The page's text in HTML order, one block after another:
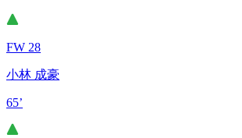
FW 28
小林 成豪
65’